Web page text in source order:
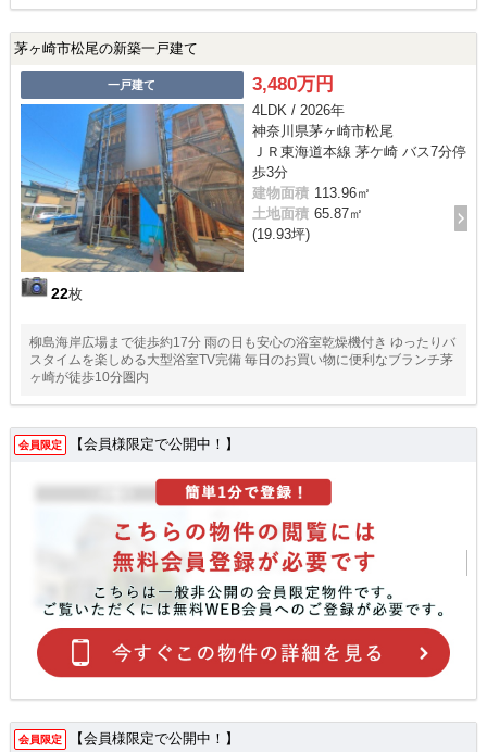
茅ヶ崎市松尾の新築一戸建て
一戸建て
22枚
3,480万円
4LDK / 2026年
神奈川県茅ヶ崎市松尾
ＪＲ東海道本線 茅ケ崎 バス7分停
歩3分
建物面積 113.96㎡
土地面積 65.87㎡
(19.93坪)
柳島海岸広場まで徒歩約17分 雨の日も安心の浴室乾燥機付き ゆったりバ
スタイムを楽しめる大型浴室TV完備 毎日のお買い物に便利なブランチ茅
ヶ崎が徒歩10分圏内
会員限定 【会員様限定で公開中！】
会員限定 【会員様限定で公開中！】